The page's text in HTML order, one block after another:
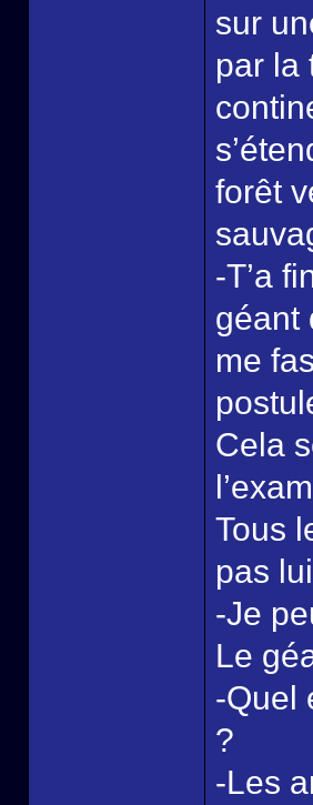
sur
par la
forêt
-T’a
géant
me
Cela
Tous
pas
-Je
Le
-Quel
?
-Les